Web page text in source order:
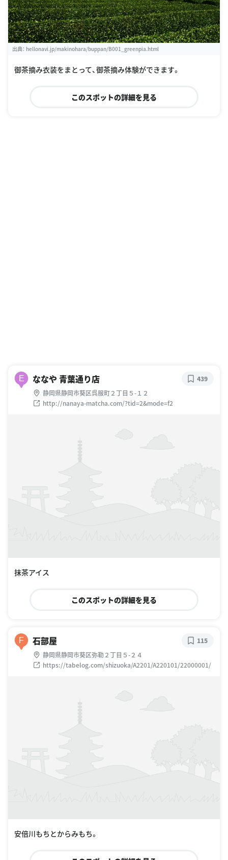
出典： hellonavi.jp/makinohara/buppan/B001_greenpia.html
御茶摘み衣装をまとって、御茶摘み体験ができます。
このスポットの詳細を見る
E ななや 青葉通り店
静岡県静岡市葵区呉服町２丁目５-１２
http://nanaya-matcha.com/?tid=2&mode=f2
439
抹茶アイス
このスポットの詳細を見る
F 石部屋
静岡県静岡市葵区弥勒２丁目５-２４
https://tabelog.com/shizuoka/A2201/A220101/22000001/
115
安倍川もちとからみもち。